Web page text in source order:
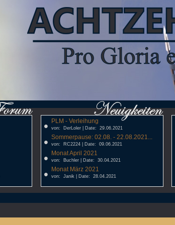
• PLM - Verleihung
von: DerLoler | Date: 29.06.2021
• Sommerpause: 02.08. - 22.08.2021...
von: RC2224 | Date: 09.06.2021
• Monat April 2021
von: Buchler | Date: 30.04.2021
• Monat März 2021
von: Janik | Date: 28.04.2021